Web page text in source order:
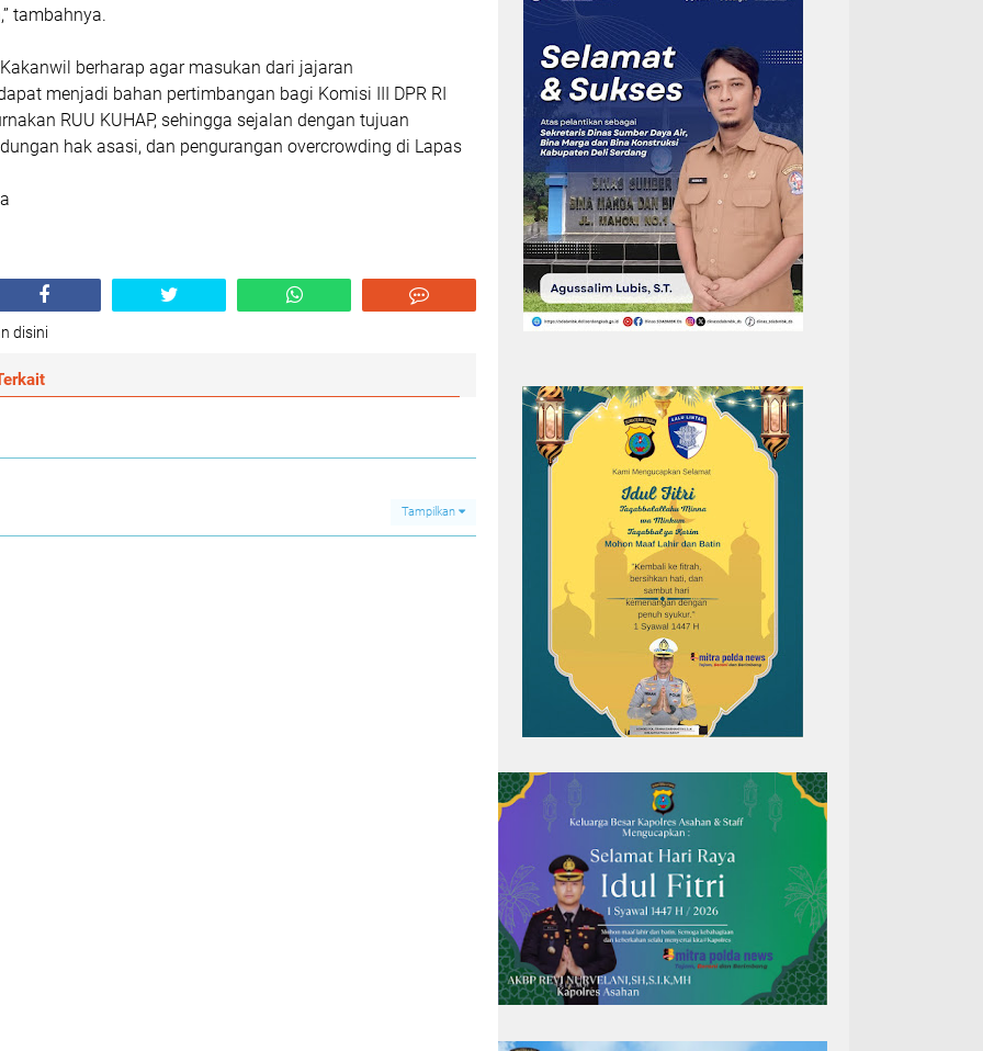
tambahnya.
berharap agar masukan dari jajaran
menjadi bahan pertimbangan bagi Komisi III DPR RI
RUU KUHAP, sehingga sejalan dengan tujuan
hak asasi, dan pengurangan overcrowding di Lapas
disini
Tampilkan